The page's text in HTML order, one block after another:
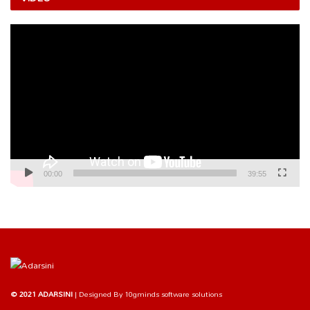
00:00 39:55
© 2021 ADARSINI| Designed By10gminds software solutions